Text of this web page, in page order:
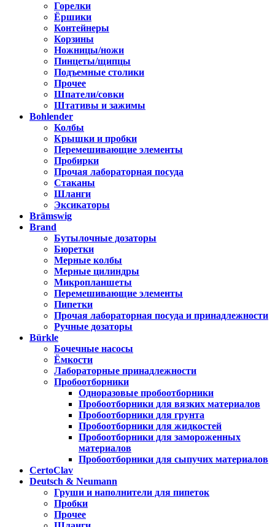
Горелки
Ёршики
Контейнеры
Корзины
Ножницы/ножи
Пинцеты/щипцы
Подъемные столики
Прочее
Шпатели/совки
Штативы и зажимы
Bohlender
Колбы
Крышки и пробки
Перемешивающие элементы
Пробирки
Прочая лабораторная посуда
Стаканы
Шланги
Эксикаторы
Brämswig
Brand
Бутылочные дозаторы
Бюретки
Мерные колбы
Мерные цилиндры
Микропланшеты
Перемешивающие элементы
Пипетки
Прочая лабораторная посуда и принадлежности
Ручные дозаторы
Bürkle
Бочечные насосы
Ёмкости
Лабораторные принадлежности
Пробоотборники
Одноразовые пробоотборники
Пробоотборники для вязких материалов
Пробоотборники для грунта
Пробоотборники для жидкостей
Пробоотборники для замороженных
материалов
Пробоотборники для сыпучих материалов
CertoClav
Deutsch & Neumann
Груши и наполнители для пипеток
Пробки
Прочее